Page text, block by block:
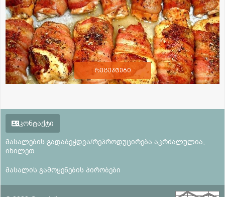
რეცეპტები
კონტაქტი
მასალების გადაბეჭდვა/რეპროდუცირება აკრძალულია,
იხილეთ
მასალის გამოყენების პირობები